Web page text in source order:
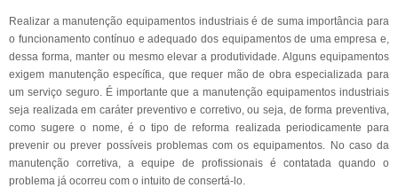
Realizar a manutenção equipamentos industriais é de suma importância para
o funcionamento contínuo e adequado dos equipamentos de uma empresa e,
dessa forma, manter ou mesmo elevar a produtividade. Alguns equipamentos
exigem manutenção específica, que requer mão de obra especializada para
um serviço seguro. É importante que a manutenção equipamentos industriais
seja realizada em caráter preventivo e corretivo, ou seja, de forma preventiva,
como sugere o nome, é o tipo de reforma realizada periodicamente para
prevenir ou prever possíveis problemas com os equipamentos. No caso da
manutenção corretiva, a equipe de profissionais é contatada quando o
problema já ocorreu com o intuito de consertá-lo.